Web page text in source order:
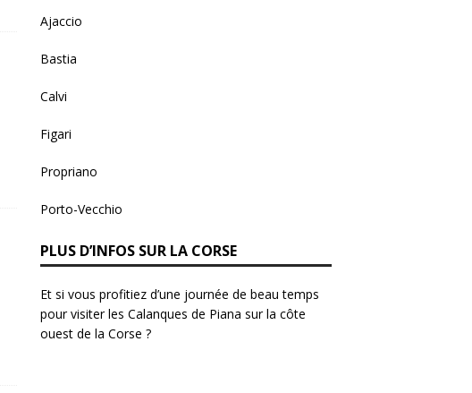
Ajaccio
Bastia
Calvi
Figari
Propriano
Porto-Vecchio
PLUS D’INFOS SUR LA CORSE
Et si vous profitiez d’une journée de beau temps
pour visiterles Calanques de Piana sur la côte
ouest de la Corse ?